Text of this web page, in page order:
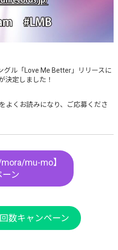
ル「Love Me Better」リリースに
決定しました！
よくお読みになり、ご応募くださ
mu-mo】
ーン
数キャンペーン